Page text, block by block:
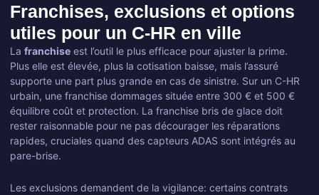
Franchises, exclusions et options
utiles pour un C-HR en ville
La franchise est l’outil le plus efficace pour ajuster la prime.
Plus elle est élevée, plus la cotisation baisse, mais l’assuré
supporte une part plus grande en cas de sinistre. Sur un C-HR
urbain, une franchise dommages située entre 300 € et 500 €
équilibre coût et protection. La franchise bris de glace doit
rester raisonnable pour ne pas décourager les réparations
rapides, cruciales quand des capteurs ADAS sont intégrés au
pare-brise.
Les exclusions demandent de la vigilance: certains contrats